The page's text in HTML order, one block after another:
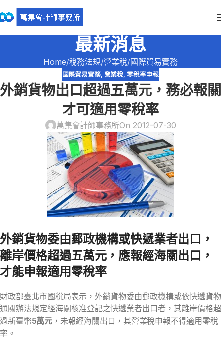
最新消息
Home 稅務法規 營業稅 國際貿易實務
國際貿易實務, 營業稅, 零稅率申報
外銷貨物出口超過五萬元，務必報關
才可適用零稅率
萬集會計師事務所On 2012-07-30
外銷貨物委由郵政機構或快遞業者出口，
離岸價格超過五萬元，應報經海關出口，
才能申報適用零稅率
財政部臺北市國稅局表示，外銷貨物委由郵政機構或依快遞貨物
通關辦法規定經海關核准登記之快遞業者出口者，其離岸價格超
過新臺幣5萬元 ，未報經海關出口，其營業稅申報不得適用零稅
率。